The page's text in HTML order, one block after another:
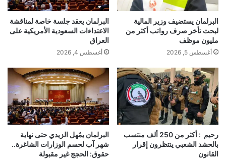
البرلمان يستضيف وزير المالية
لبحث تأخر صرف رواتب أكثر من
مليون موظف
أغسطس 5, 2026
البرلمان يعقد جلسة خاصة لمناقشة
الاعتداءات السعودية الأمريكية على
العراق
أغسطس 4, 2026
رحيم : أكثر من 250 ألف منتسب
بالحشد الشعبي ينتظرون إقرار
القانون
البرلمان يمُهل الزيدي حتى نهاية
شهر آب لحسم الوزارات الشاغرة..
حقوق: الحجج غير مقبولة